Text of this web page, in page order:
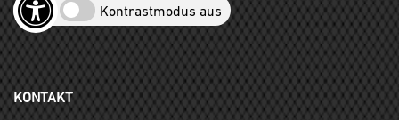
Kontrastmodus aus
KONTAKT